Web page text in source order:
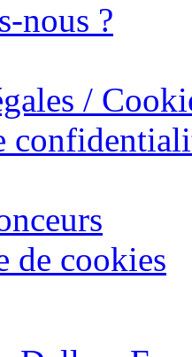
nous ?
/
de cookies